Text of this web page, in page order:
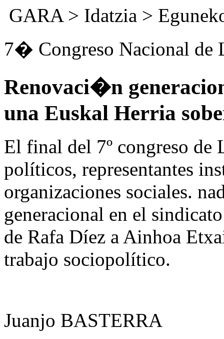
GARA> Idatzia >
7� Congreso Nacional de
Renovaci�n
una Euskal Herria
El final del 7º congreso de
políticos, representantes
organizaciones sociales.
generacional en el
de Rafa Díez a Ainhoa
trabajo sociopolítico.
Juanjo BASTERRA